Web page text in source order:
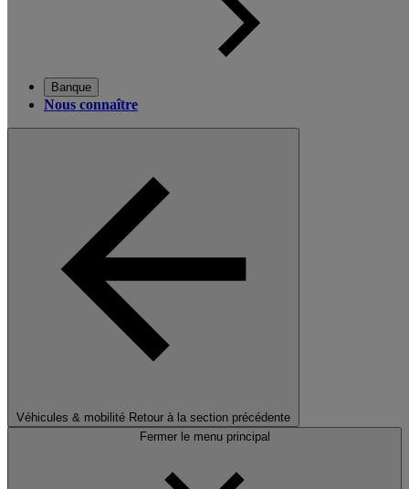
Banque
Nous connaître
Véhicules & mobilité Retour à la section précédente
Fermer le menu principal